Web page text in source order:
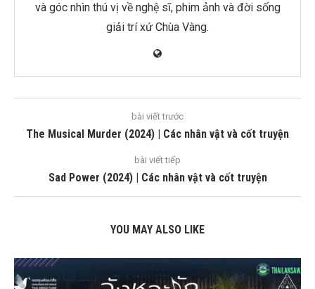
và góc nhìn thú vị về nghệ sĩ, phim ảnh và đời sống
giải trí xứ Chùa Vàng.
bài viết trước
The Musical Murder (2024) | Các nhân vật và cốt truyện
bài viết tiếp
Sad Power (2024) | Các nhân vật và cốt truyện
YOU MAY ALSO LIKE